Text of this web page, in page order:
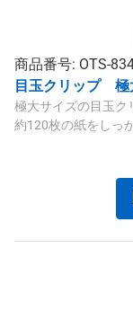
商品番号: OTS-
目玉クリップ
極大サイズの目玉ク
約120枚の紙をしっ